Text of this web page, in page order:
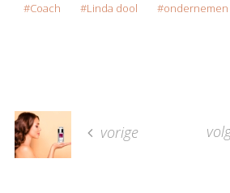
Coach Linda dool ondernemen
vorige